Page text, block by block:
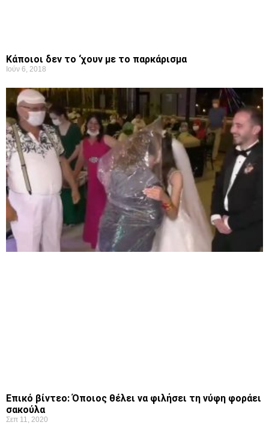
Κάποιοι δεν το ‘χουν με το παρκάρισμα
Ιούν 6, 2018
Επικό βίντεο: Όποιος θέλει να φιλήσει τη νύφη φοράει
σακούλα
Σεπ 11, 2020